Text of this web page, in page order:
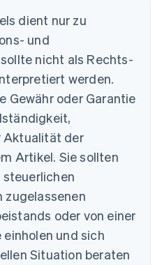
dient nur zu
und
nicht als Rechts-
werden.
Gewähr oder Garantie
Aktualität der
Artikel. Sie sollten
steuerlichen
oder von einer
und sich
Situation beraten
English